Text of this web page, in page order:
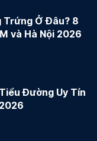
Trứng Ở Đâu? 8
và Hà Nội 2026
Đường Uy Tín